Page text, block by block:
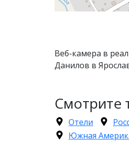
Веб-камера в
Данилов в
Смотрите
Отели
Южная